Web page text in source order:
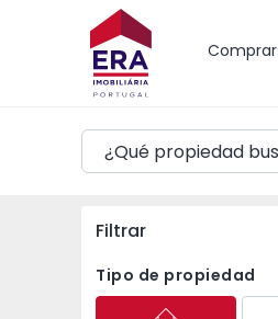
Comprar
Mapa
Filtrar
Tipo de propiedad